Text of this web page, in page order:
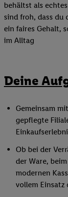
behältst als
sind froh, dass du
ein faires Gehalt,
im Alltag
Deine
Gemeinsam
gepflegte
Ob bei der
der Ware,
modernen
vollem Einsatz